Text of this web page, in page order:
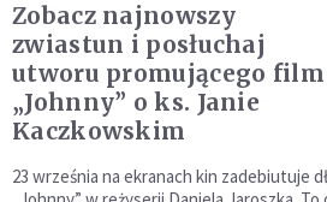
Zobacz najnowszy
zwiastun i posłuchaj
utworu promującego film
„Johnny” o ks. Janie
Kaczkowskim
23 września na ekranach kin zadebiutuje